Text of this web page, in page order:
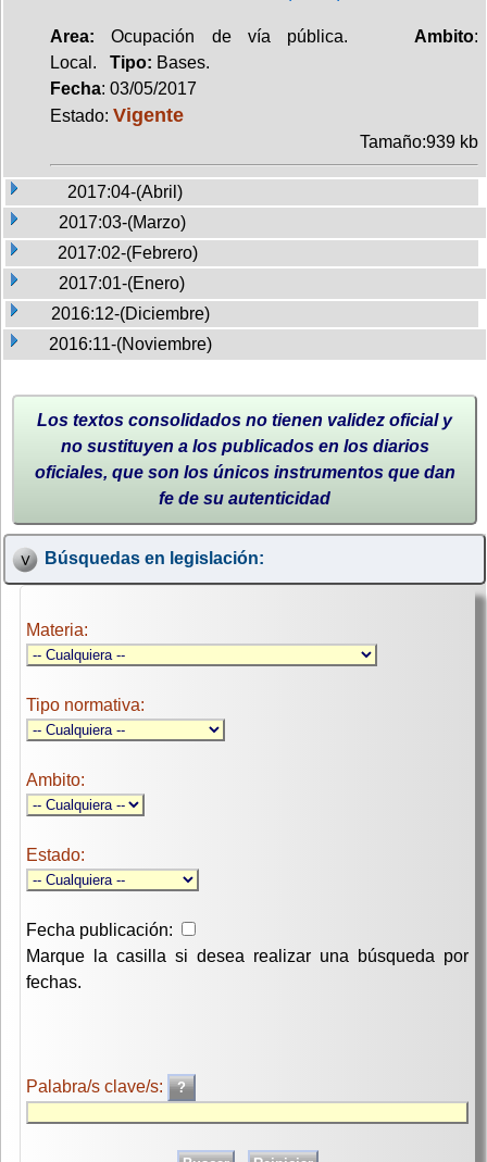
Area: Ocupación de vía pública. Ambito:
Local. Tipo: Bases.
Fecha: 03/05/2017
Estado: Vigente
Tamaño:939 kb
2017:04-(Abril)
2017:03-(Marzo)
2017:02-(Febrero)
2017:01-(Enero)
2016:12-(Diciembre)
2016:11-(Noviembre)
Los textos consolidados no tienen validez oficial y
no sustituyen a los publicados en los diarios
oficiales, que son los únicos instrumentos que dan
fe de su autenticidad
Búsquedas en legislación:
Materia:
Tipo normativa:
Ambito:
Estado:
Fecha publicación:
Marque la casilla si desea realizar una búsqueda por
fechas.
Palabra/s clave/s: